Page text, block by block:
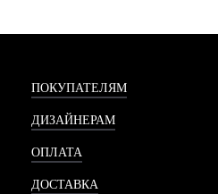
ПОКУПАТЕЛЯМ
ДИЗАЙНЕРАМ
ОПЛАТА
ДОСТАВКА